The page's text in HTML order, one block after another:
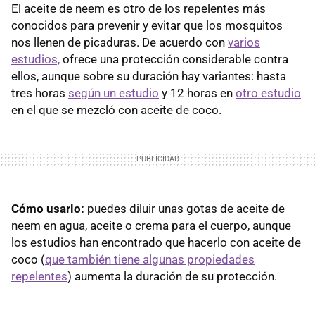
El aceite de neem es otro de los repelentes más
conocidos para prevenir y evitar que los mosquitos
nos llenen de picaduras. De acuerdo con varios
estudios, ofrece una protección considerable contra
ellos, aunque sobre su duración hay variantes: hasta
tres horas según un estudio y 12 horas en otro estudio
en el que se mezcló con aceite de coco.
Cómo usarlo: puedes diluir unas gotas de aceite de
neem en agua, aceite o crema para el cuerpo, aunque
los estudios han encontrado que hacerlo con aceite de
coco (que también tiene algunas propiedades
repelentes) aumenta la duración de su protección.